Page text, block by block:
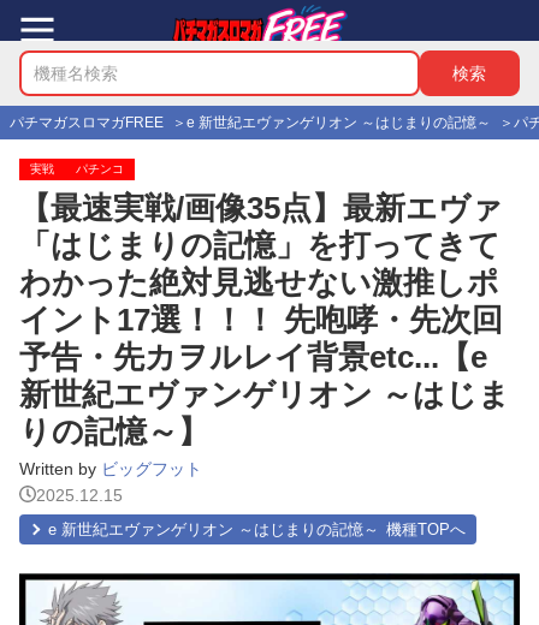
パチマガスロマガFREE e 新世紀エヴァンゲリオン ～はじまりの記憶～ パ
実戦 パチンコ
【最速実戦/画像35点】最新エヴァ
「はじまりの記憶」を打ってきて
わかった絶対見逃せない激推しポ
イント17選！！！ 先咆哮・先次回
予告・先カヲルレイ背景etc...【e
新世紀エヴァンゲリオン ～はじま
りの記憶～】
Written by ビッグフット
2025.12.15
e 新世紀エヴァンゲリオン ～はじまりの記憶～